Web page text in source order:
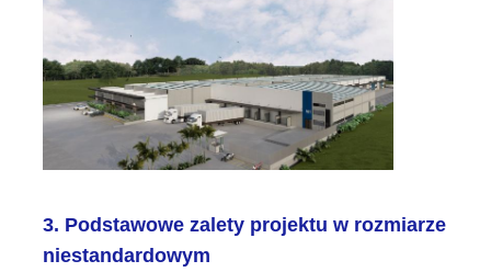
3. Podstawowe zalety projektu w rozmiarze
niestandardowym